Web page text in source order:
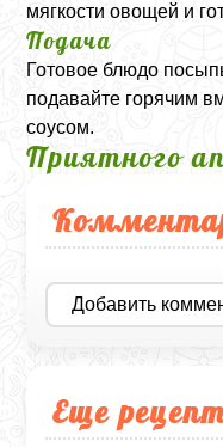
мягкости овощей и
Подача
Готовое блюдо
подавайте горячим
соусом.
Приятного
Добавить
Еще